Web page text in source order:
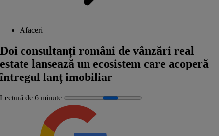
Afaceri
Doi consultanți români de vânzări real
estate lansează un ecosistem care acoperă
întregul lanț imobiliar
Lectură de 6 minute